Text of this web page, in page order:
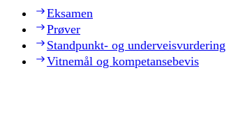
Eksamen
Prøver
Standpunkt- og underveisvurdering
Vitnemål og kompetansebevis